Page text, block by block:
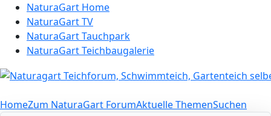
NaturaGart Home
NaturaGart TV
NaturaGart Tauchpark
NaturaGart Teichbaugalerie
HomeZum NaturaGart ForumAktuelle ThemenSuchen